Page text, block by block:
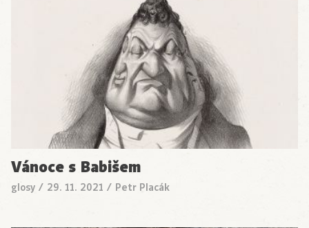
Vánoce s Babišem
glosy / 29. 11. 2021 / Petr Placák